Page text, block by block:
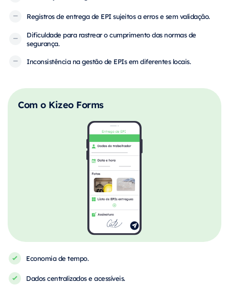
Registros de entrega de EPI sujeitos a erros e sem validação.
Dificuldade para rastrear o cumprimento das normas de
segurança.
Inconsistência na gestão de EPIs em diferentes locais.
Com o Kizeo Forms
Economia de tempo.
Dados centralizados e acessíveis.